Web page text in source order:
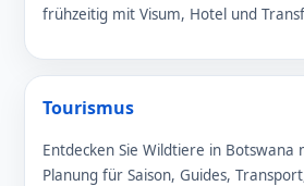
frühzeitig mit Visum, Hotel und
Tourismus
Entdecken Sie Wildtiere in Botswana
Planung für Saison, Guides,